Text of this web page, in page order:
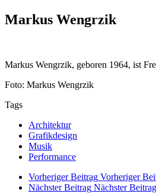
Markus Wengrzik
Markus Wengrzik, geboren 1964, ist
Foto: Markus Wengrzik
Tags
Architektur
Grafikdesign
Musik
Performance
Vorheriger Beitrag Vorheriger
Nächster Beitrag Nächster Beitrag